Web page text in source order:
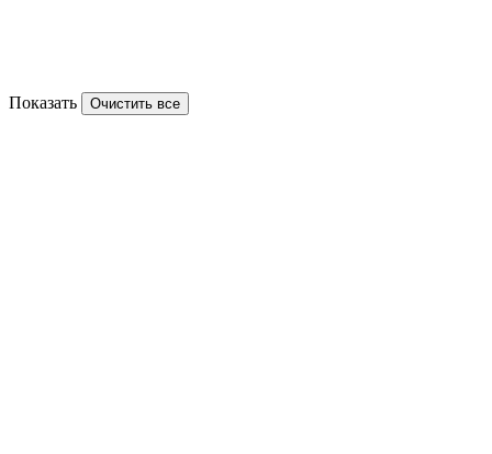
Показать Очистить все